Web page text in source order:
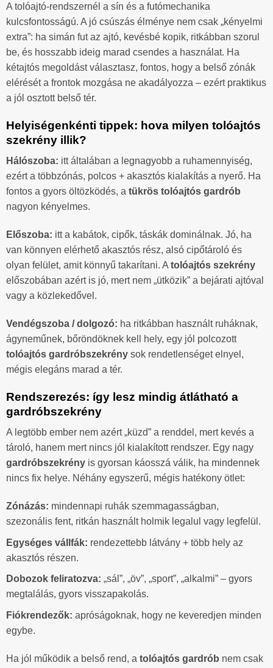
A tolóajtó-rendszernél a sín és a futómechanika
kulcsfontosságú. A jó csúszás élménye nem csak „kényelmi
extra”: ha simán fut az ajtó, kevésbé kopik, ritkábban szorul
be, és hosszabb ideig marad csendes a használat. Ha
kétajtós megoldást választasz, fontos, hogy a belső zónák
elérését a frontok mozgása ne akadályozza – ezért praktikus
a jól osztott belső tér.
Helyiségenkénti tippek: hova milyen tolóajtós
szekrény illik?
Hálószoba: itt általában a legnagyobb a ruhamennyiség,
ezért a többzónás, polcos + akasztós kialakítás a nyerő. Ha
fontos a gyors öltözködés, a tükrös tolóajtós gardrób
nagyon kényelmes.
Előszoba: itt a kabátok, cipők, táskák dominálnak. Jó, ha
van könnyen elérhető akasztós rész, alsó cipőtároló és
olyan felület, amit könnyű takarítani. A tolóajtós szekrény
előszobában azért is jó, mert nem „ütközik” a bejárati ajtóval
vagy a közlekedővel.
Vendégszoba / dolgozó: ha ritkábban használt ruháknak,
ágyneműnek, bőröndöknek kell hely, egy jól polcozott
tolóajtós gardróbszekrény sok rendetlenséget elnyel,
mégis elegáns marad a tér.
Rendszerezés: így lesz mindig átlátható a
gardróbszekrény
A legtöbb ember nem azért „küzd” a renddel, mert kevés a
tároló, hanem mert nincs jól kialakított rendszer. Egy nagy
gardróbszekrény is gyorsan káosszá válik, ha mindennek
nincs fix helye. Néhány egyszerű, mégis hatékony ötlet:
Zónázás: mindennapi ruhák szemmagasságban,
szezonális fent, ritkán használt holmik legalul vagy legfelül.
Egységes vállfák: rendezettebb látvány + több hely az
akasztós részen.
Dobozok feliratozva: „sál”, „öv”, „sport”, „alkalmi” – gyors
megtalálás, gyors visszapakolás.
Fiókrendezők: apróságoknak, hogy ne keveredjen minden
egybe.
Ha jól működik a belső rend, a tolóajtós gardrób nem csak